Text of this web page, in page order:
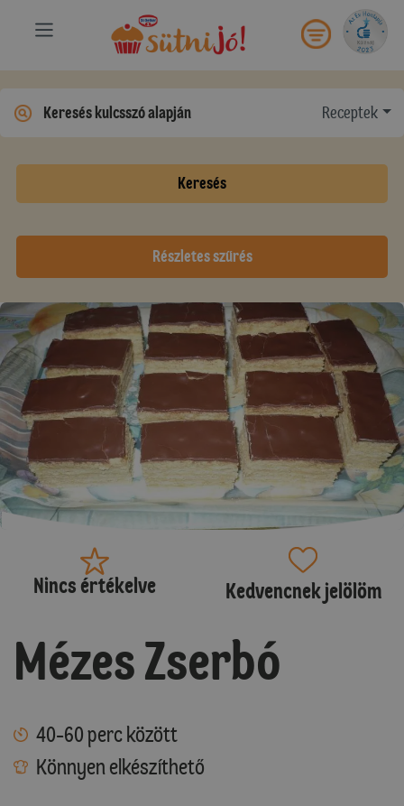
Receptek
Keresés
Részletes szűrés
Nincs értékelve Kedvencnek jelölöm
Mézes Zserbó
40-60 perc között
Könnyen elkészíthető